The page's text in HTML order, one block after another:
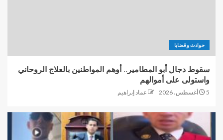
حوادث وقضايا
سقوط دجال أبو المطامير.. أوهم المواطنين بالعلاج الروحاني
واستولى على أموالهم
5 أغسطس، 2026 عماد إبراهيم